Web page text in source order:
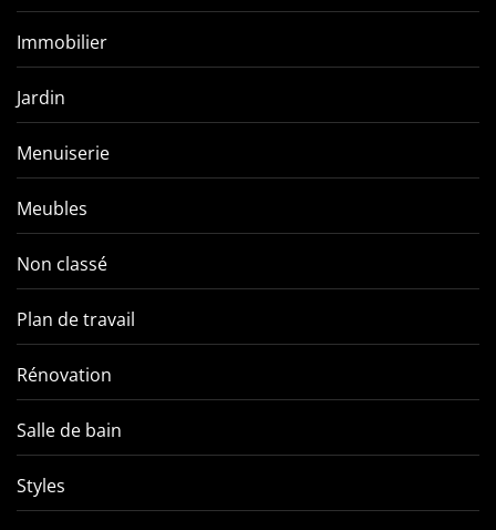
Immobilier
Jardin
Menuiserie
Meubles
Non classé
Plan de travail
Rénovation
Salle de bain
Styles